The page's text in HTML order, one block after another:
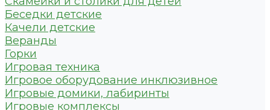
Беседки детские
Качели детские
Веранды
Горки
Игровая техника
Игровое оборудование инклюзивное
Игровые домики, лабиринты
Игровые комплексы